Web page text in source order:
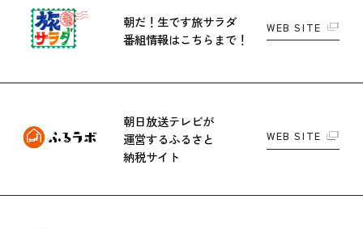
朝だ！生です旅サラダ
番組情報はこちらまで！
WEB SITE
朝日放送テレビが
運営するふるさと
納税サイト
WEB SITE